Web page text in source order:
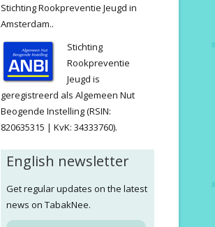
Stichting Rookpreventie Jeugd in
Amsterdam..
Stichting
Rookpreventie
Jeugd is
geregistreerd als Algemeen Nut
Beogende Instelling (RSIN:
820635315 | KvK: 34333760).
English newsletter
Get regular updates on the latest
news on TabakNee.